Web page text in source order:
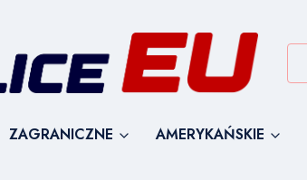
ZAGRANICZNE AMERYKAŃSKIE